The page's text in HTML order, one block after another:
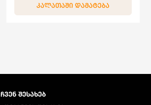
ᲙᲐᲚᲐᲗᲐᲨᲘ ᲓᲐᲛᲐᲢᲔᲑᲐ
ᲩᲕᲔᲜ ᲨᲔᲡᲐᲮᲔᲑ